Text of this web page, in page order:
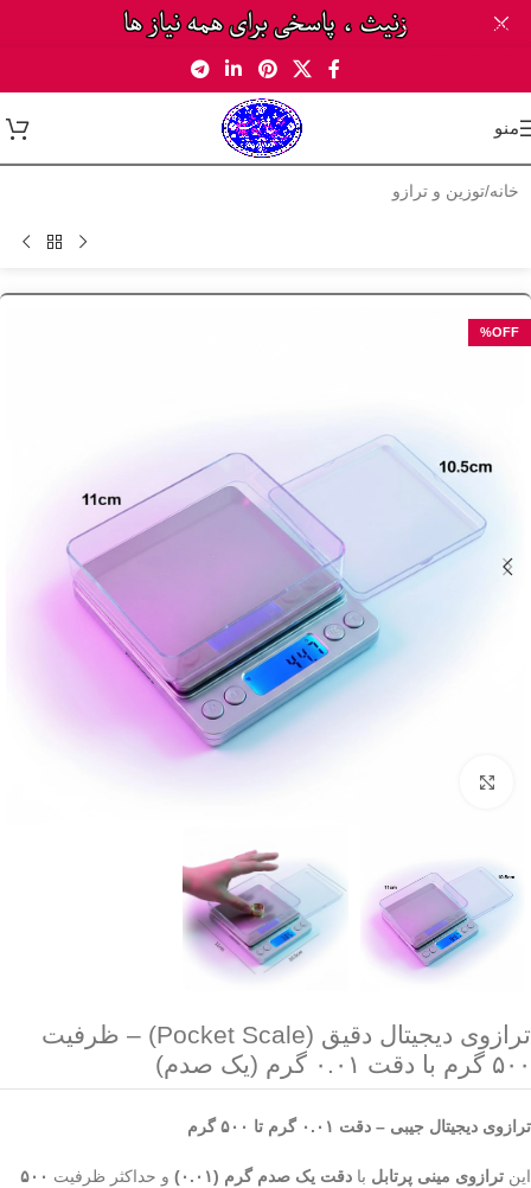
Skip to navigation
منو
خانه/توزین و ترازو
ترازوی دیجیتال دقیق (Pocket Scale) – ظرفیت
۵۰۰ گرم با دقت ۰.۰۱ گرم (یک صدم)
ترازوی دیجیتال جیبی – دقت ۰.۰۱ گرم تا ۵۰۰ گرم
این ترازوی مینی پرتابل با دقت یک صدم گرم (۰.۰۱) و حداکثر ظرفیت ۵۰۰